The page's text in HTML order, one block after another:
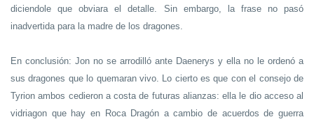
diciendole que obviara el detalle. Sin embargo, la frase no pasó
inadvertida para la madre de los dragones.
En conclusión: Jon no se arrodilló ante Daenerys y ella no le ordenó a
sus dragones que lo quemaran vivo. Lo cierto es que con el consejo de
Tyrion ambos cedieron a costa de futuras alianzas: ella le dio acceso al
vidriagon que hay en Roca Dragón a cambio de acuerdos de guerra